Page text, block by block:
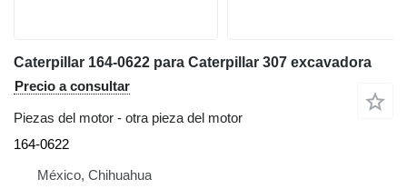
Caterpillar 164-0622 para Caterpillar 307 excavadora
Precio a consultar
Piezas del motor - otra pieza del motor
164-0622
México, Chihuahua